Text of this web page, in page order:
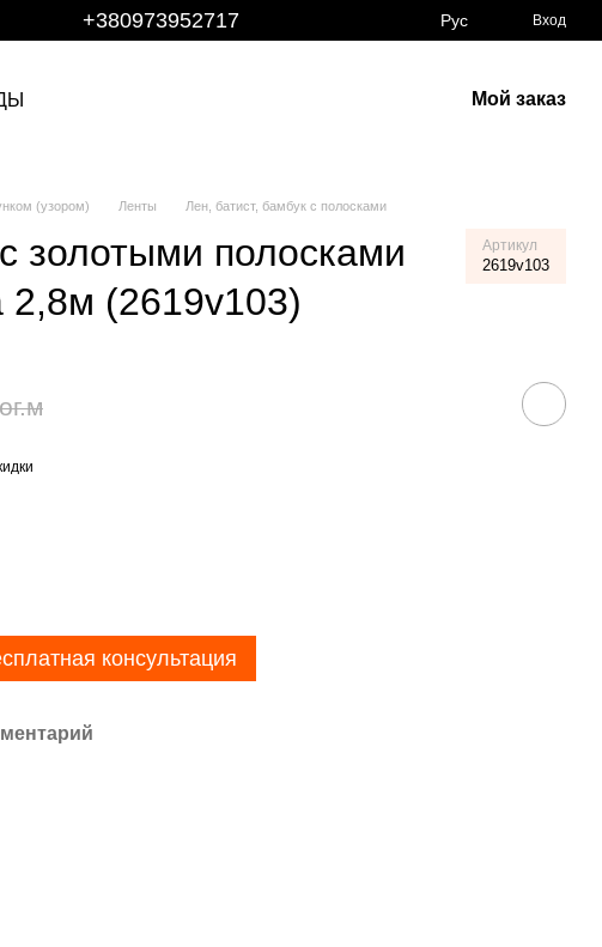
+380973952717 Рус Вход
Мой заказ
(узором) Ленты Лен, батист, бамбук с полосками
золотыми полосками
2,8м (2619v103)
Артикул
2619v103
консультация